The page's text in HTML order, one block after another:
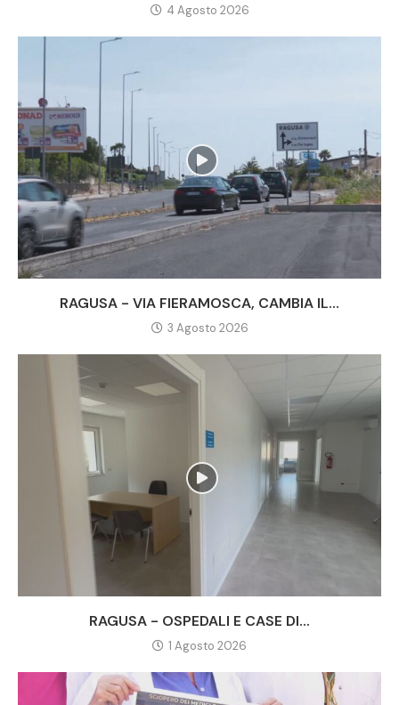
4 Agosto 2026
RAGUSA - VIA FIERAMOSCA, CAMBIA IL...
3 Agosto 2026
RAGUSA - OSPEDALI E CASE DI...
1 Agosto 2026